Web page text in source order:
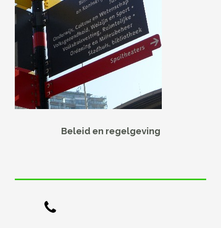
Beleid en regelgeving